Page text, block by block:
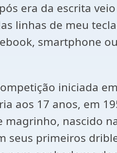
era da escrita
linhas de meu
smartphone
iniciada
aos 17 anos, em
nascido
seus primeiros